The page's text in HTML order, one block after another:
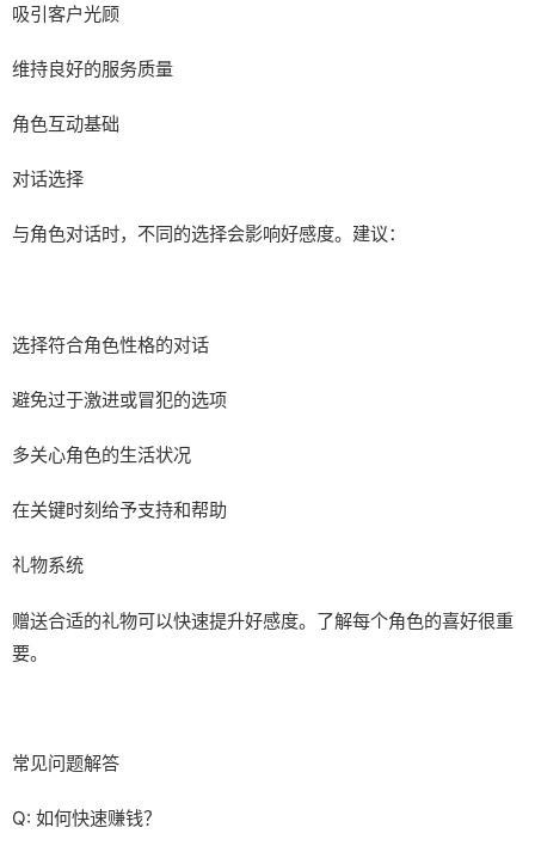
吸引客户光顾
维持良好的服务质量
角色互动基础
对话选择
与角色对话时，不同的选择会影响好感度。建议：
选择符合角色性格的对话
避免过于激进或冒犯的选项
多关心角色的生活状况
在关键时刻给予支持和帮助
礼物系统
赠送合适的礼物可以快速提升好感度。了解每个角色的喜好很重
要。
常见问题解答
Q: 如何快速赚钱？